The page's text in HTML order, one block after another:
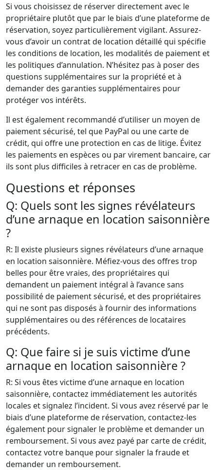
Si vous choisissez de réserver directement avec le
propriétaire plutôt que par le biais d’une plateforme de
réservation, soyez particulièrement vigilant. Assurez-
vous d’avoir un contrat de location détaillé qui spécifie
les conditions de location, les modalités de paiement et
les politiques d’annulation. N’hésitez pas à poser des
questions supplémentaires sur la propriété et à
demander des garanties supplémentaires pour
protéger vos intérêts.
Il est également recommandé d’utiliser un moyen de
paiement sécurisé, tel que PayPal ou une carte de
crédit, qui offre une protection en cas de litige. Évitez
les paiements en espèces ou par virement bancaire, car
ils sont plus difficiles à retracer en cas de problème.
Questions et réponses
Q: Quels sont les signes révélateurs
d’une arnaque en location saisonnière
?
R: Il existe plusieurs signes révélateurs d’une arnaque
en location saisonnière. Méfiez-vous des offres trop
belles pour être vraies, des propriétaires qui
demandent un paiement intégral à l’avance sans
possibilité de paiement sécurisé, et des propriétaires
qui ne sont pas disposés à fournir des informations
supplémentaires ou des références de locataires
précédents.
Q: Que faire si je suis victime d’une
arnaque en location saisonnière ?
R: Si vous êtes victime d’une arnaque en location
saisonnière, contactez immédiatement les autorités
locales et signalez l’incident. Si vous avez réservé par le
biais d’une plateforme de réservation, contactez-les
également pour signaler le problème et demander un
remboursement. Si vous avez payé par carte de crédit,
contactez votre banque pour signaler la fraude et
demander un remboursement.